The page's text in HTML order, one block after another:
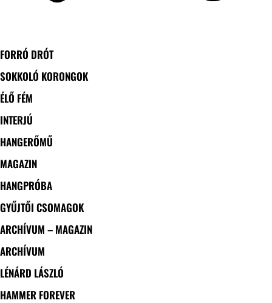
FORRÓ DRÓT
SOKKOLÓ KORONGOK
ÉLŐ FÉM
INTERJÚ
HANGERŐMŰ
MAGAZIN
HANGPRÓBA
GYŰJTŐI CSOMAGOK
ARCHÍVUM – MAGAZIN
ARCHÍVUM
LÉNÁRD LÁSZLÓ
HAMMER FOREVER